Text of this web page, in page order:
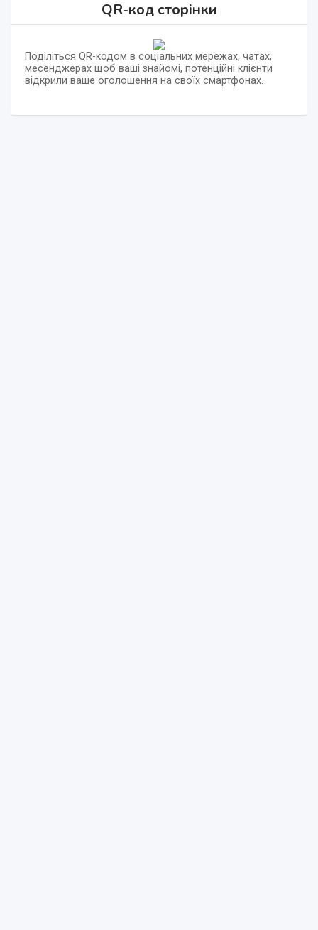
QR-код сторінки
Поділіться QR-кодом в соціальних мережах, чатах,
месенджерах щоб ваші знайомі, потенційні клієнти
відкрили ваше оголошення на своїх смартфонах.